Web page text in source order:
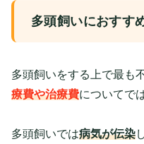
多頭飼いにおすす
多頭飼いをする上で最も
療費や治療費についてで
多頭飼いでは病気が伝染